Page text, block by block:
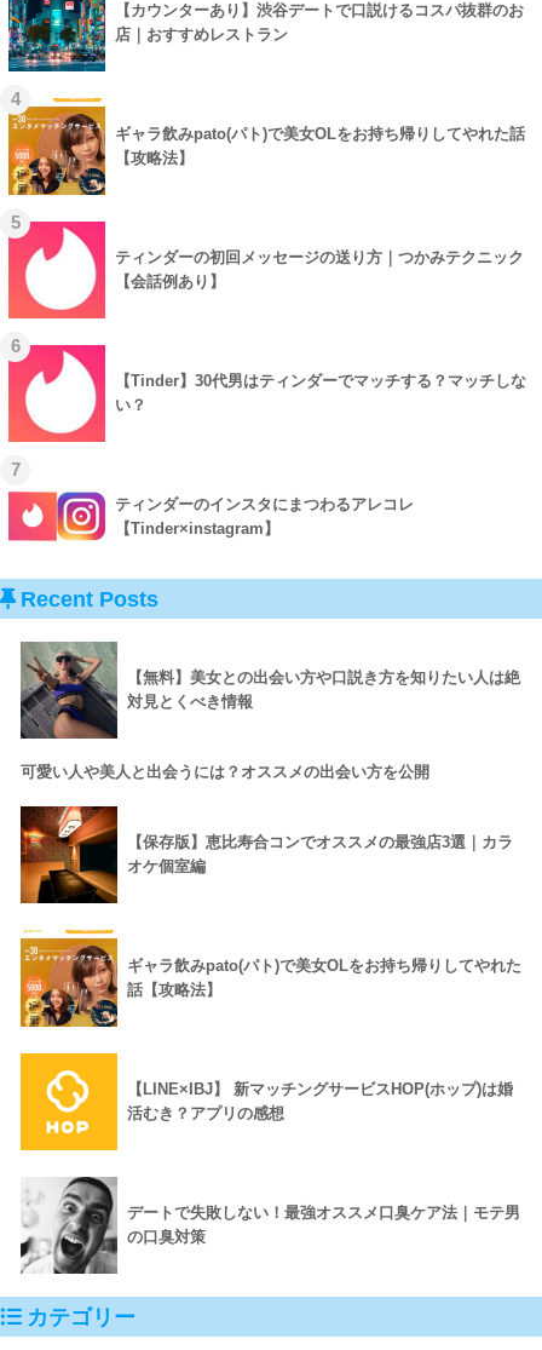
【カウンターあり】渋谷デートで口説けるコスパ抜群のお
店｜おすすめレストラン
4
ギャラ飲みpato(パト)で美女OLをお持ち帰りしてやれた話
【攻略法】
5
ティンダーの初回メッセージの送り方｜つかみテクニック
【会話例あり】
6
【Tinder】30代男はティンダーでマッチする？マッチしな
い？
7
ティンダーのインスタにまつわるアレコレ
【Tinder×instagram】
Recent Posts
【無料】美女との出会い方や口説き方を知りたい人は絶
対見とくべき情報
可愛い人や美人と出会うには？オススメの出会い方を公開
【保存版】恵比寿合コンでオススメの最強店3選｜カラ
オケ個室編
ギャラ飲みpato(パト)で美女OLをお持ち帰りしてやれた
話【攻略法】
【LINE×IBJ】 新マッチングサービスHOP(ホップ)は婚
活むき？アプリの感想
デートで失敗しない！最強オススメ口臭ケア法｜モテ男
の口臭対策
カテゴリー